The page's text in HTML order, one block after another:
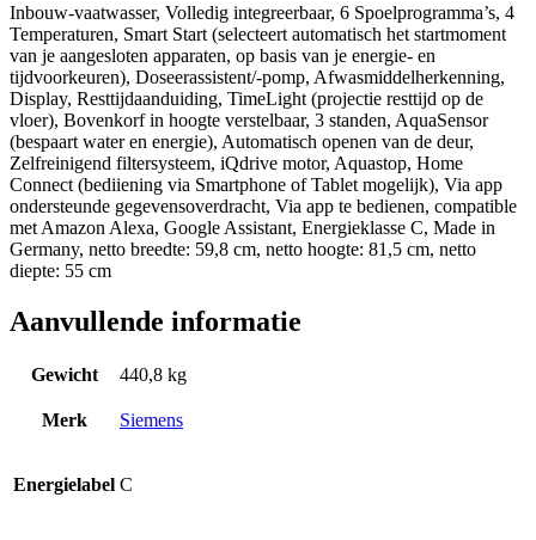
Inbouw-vaatwasser, Volledig integreerbaar, 6 Spoelprogramma’s, 4
Temperaturen, Smart Start (selecteert automatisch het startmoment
van je aangesloten apparaten, op basis van je energie- en
tijdvoorkeuren), Doseerassistent/-pomp, Afwasmiddelherkenning,
Display, Resttijdaanduiding, TimeLight (projectie resttijd op de
vloer), Bovenkorf in hoogte verstelbaar, 3 standen, AquaSensor
(bespaart water en energie), Automatisch openen van de deur,
Zelfreinigend filtersysteem, iQdrive motor, Aquastop, Home
Connect (bediiening via Smartphone of Tablet mogelijk), Via app
ondersteunde gegevensoverdracht, Via app te bedienen, compatible
met Amazon Alexa, Google Assistant, Energieklasse C, Made in
Germany, netto breedte: 59,8 cm, netto hoogte: 81,5 cm, netto
diepte: 55 cm
Aanvullende informatie
Gewicht 440,8 kg
Merk Siemens
Energielabel C